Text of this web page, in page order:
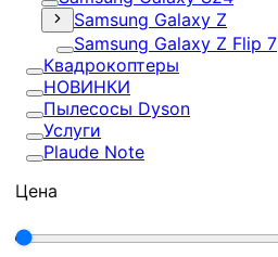
Samsung Galaxy Z
Samsung Galaxy Z Flip 7
Квадрокоптеры
НОВИНКИ
Пылесосы Dyson
Услуги
Plaude Note
Цена